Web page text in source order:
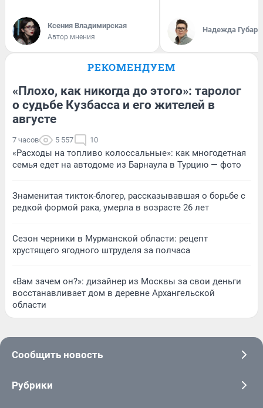
Ксения Владимирская
Автор мнения
Надежда Губарь
РЕКОМЕНДУЕМ
«Плохо, как никогда до этого»: таролог
о судьбе Кузбасса и его жителей в
августе
7 часов 5 557 10
«Расходы на топливо колоссальные»: как многодетная
семья едет на автодоме из Барнаула в Турцию — фото
Знаменитая тикток-блогер, рассказывавшая о борьбе с
редкой формой рака, умерла в возрасте 26 лет
Сезон черники в Мурманской области: рецепт
хрустящего ягодного штруделя за полчаса
«Вам зачем он?»: дизайнер из Москвы за свои деньги
восстанавливает дом в деревне Архангельской
области
Сообщить новость
Рубрики